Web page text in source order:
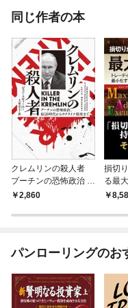
同じ作者の本
クレムリンの殺人者
プーチンの恐怖政治 、
KGB時代からウクライ
2,860
損切
る最
トレ
理法
パンローリングのお